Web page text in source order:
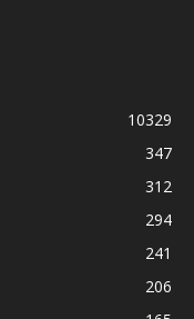
10329
347
312
294
241
206